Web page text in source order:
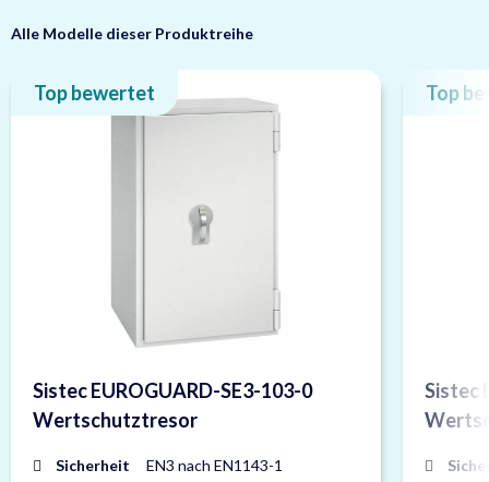
Alle Modelle dieser Produktreihe
Top bewertet
Sistec EUROGUARD-SE3-103-0
Wertschutztresor
Sicherheit
EN3 nach EN1143-1
Top
Sistec